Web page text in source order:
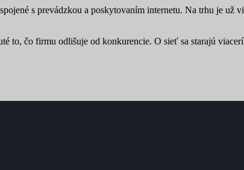
s prevádzkou a poskytovaním internetu. Na trhu je už
to, čo firmu odlišuje od konkurencie. O sieť sa starajú